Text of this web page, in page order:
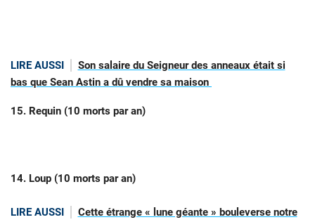
LIRE AUSSI
Son salaire du Seigneur des anneaux était si
bas que Sean Astin a dû vendre sa maison
15. Requin (10 morts par an)
14. Loup (10 morts par an)
LIRE AUSSI
Cette étrange « lune géante » bouleverse notre